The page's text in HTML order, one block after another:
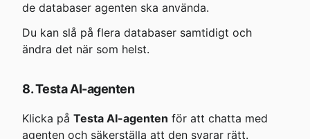
de databaser agenten ska använda.
Du kan slå på flera databaser samtidigt och
ändra det när som helst.
8. Testa AI-agenten
Klicka på Testa AI-agenten för att chatta med
agenten och säkerställa att den svarar rätt.